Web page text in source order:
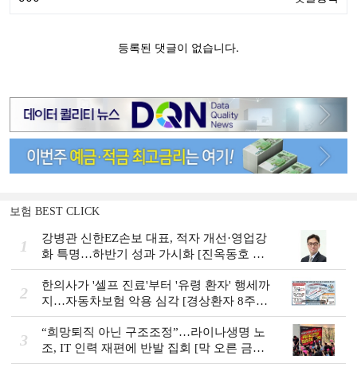
보험 BEST CLICK
1
강병관 신한EZ손보 대표, 적자 개선·영업강
화 특명…하반기 성과 가시화 [진옥동호 신
한금융, 부스트업 점검]
2
한의사가 '셀프 진료'부터 '유령 환자' 행세까
지…자동차보험 악용 심각 [경상환자 8주룰
도입 초읽기]
3
“희망퇴직 아닌 구조조정”…라이나생명 노
조, IT 인력 재편에 반발 집회 [막 오른 금융
권 하투(夏鬪)]